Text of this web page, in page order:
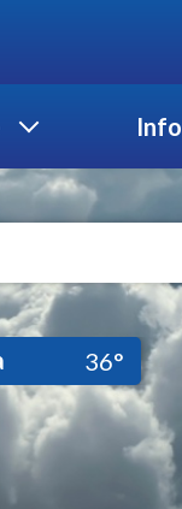
Info
36°